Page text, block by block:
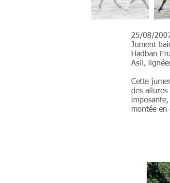
25/08/
Jument
Hadban
Asil,
Cette
des
montée en